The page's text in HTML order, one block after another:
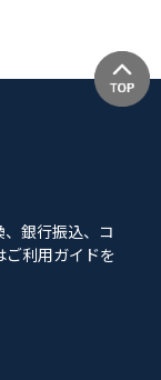
銀行振込、コ
ご利用ガイドを